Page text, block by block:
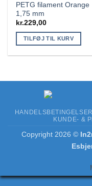
PETG filament Orange
1,75 mm
kr.229,00
TILFØJ TIL KURV
HANDELSBETINGELSER
KUNDE- &
Copyright 2026 ©